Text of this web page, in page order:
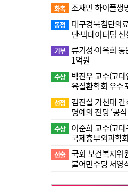
화촉 조재민 하이플생
동정
대구경북첨단의
단·빅데이터팀 신
기부 류기성·이옥희
1억원
수상
박진우 교수(고
육질환학회 우수
선정
김진실 가천대
명예의 전당 ‘공
수상
이준희 교수(고
국제흉부외과학
선출 국회 보건복지위
불어민주당 서영